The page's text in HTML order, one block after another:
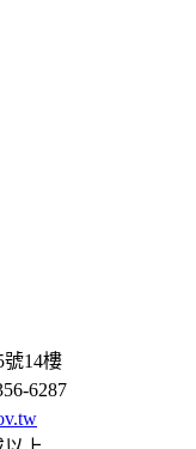
14樓
6287
上